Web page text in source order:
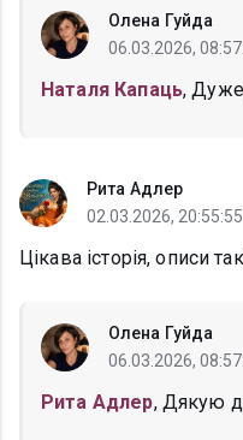
Олена Гуйда
06.03.2026,
Наталя Капаць,
Рита Адлер
02.03.2026, 20:55:55
Цікава історія, описи
Олена Гуйда
06.03.2026,
Рита Адлер, Дякую